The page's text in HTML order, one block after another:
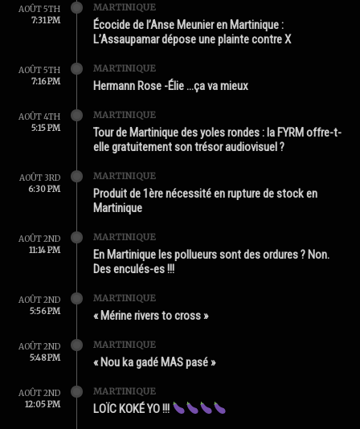
AOÛT 5TH
7:31 PM
MARTINIQUE
Écocide de l’Anse Meunier en Martinique :
L’Assaupamar dépose une plainte contre X
AOÛT 5TH
7:16 PM
MARTINIQUE
Hermann Rose -Élie …ça va mieux
AOÛT 4TH
5:15 PM
MARTINIQUE
Tour de Martinique des yoles rondes : la FYRM offre-t-
elle gratuitement son trésor audiovisuel ?
AOÛT 3RD
6:30 PM
MARTINIQUE
Produit de 1ère nécessité en rupture de stock en
Martinique
AOÛT 2ND
11:14 PM
MARTINIQUE
En Martinique les pollueurs sont des ordures ? Non.
Des enculés-es !!!
AOÛT 2ND
5:56 PM
MARTINIQUE
« Mérine rivers to cross »
AOÛT 2ND
5:48 PM
MARTINIQUE
« Nou ka gadé MAS pasé »
AOÛT 2ND
12:05 PM
MARTINIQUE
LOÏC KOKÉ YO !!!